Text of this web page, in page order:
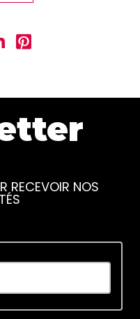
RECEVOIR NOS